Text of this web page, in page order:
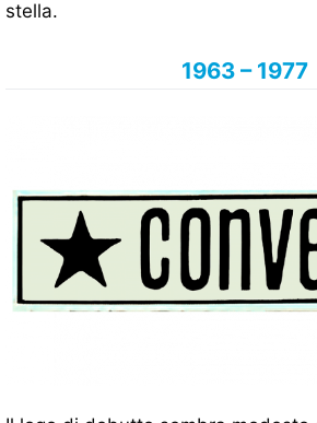
stella.
1963 – 1977